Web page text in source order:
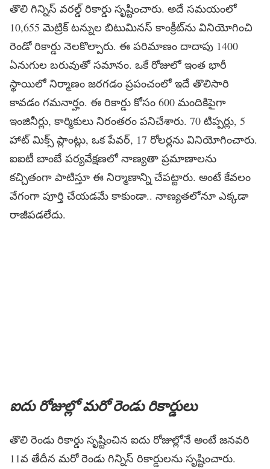
తొలి గిన్నిస్ వరల్డ్ రికార్డు సృష్టించారు. అదే సమయంలో
10,655 మెట్రిక్ టన్నుల బిటుమినస్ కాంక్రీట్‌ను వినియోగించి
రెండో రికార్డు నెలకొల్పారు. ఈ పరిమాణం దాదాపు 1400
ఏనుగుల బరువుతో సమానం. ఒకే రోజులో ఇంత భారీ
స్థాయిలో నిర్మాణం జరగడం ప్రపంచంలో ఇదే తొలిసారి
కావడం గమనార్హం. ఈ రికార్డు కోసం 600 మందికిపైగా
ఇంజినీర్లు, కార్మికులు నిరంతరం పనిచేశారు. 70 టిప్పర్లు, 5
హాట్ మిక్స్ ప్లాంట్లు, ఒక పేవర్, 17 రోలర్లను వినియోగించారు.
ఐఐటీ బాంబే పర్యవేక్షణలో నాణ్యతా ప్రమాణాలను
కచ్చితంగా పాటిస్తూ ఈ నిర్మాణాన్ని చేపట్టారు. అంటే కేవలం
వేగంగా పూర్తి చేయడమే కాకుండా.. నాణ్యతలోనూ ఎక్కడా
రాజీపడలేదు.
ఐదు రోజుల్లో మరో రెండు రికార్డులు
తొలి రెండు రికార్డు సృష్టించిన ఐదు రోజుల్లోనే అంటే జనవరి
11వ తేదీన మరో రెండు గిన్నిస్ రికార్డులను సృష్టించారు.